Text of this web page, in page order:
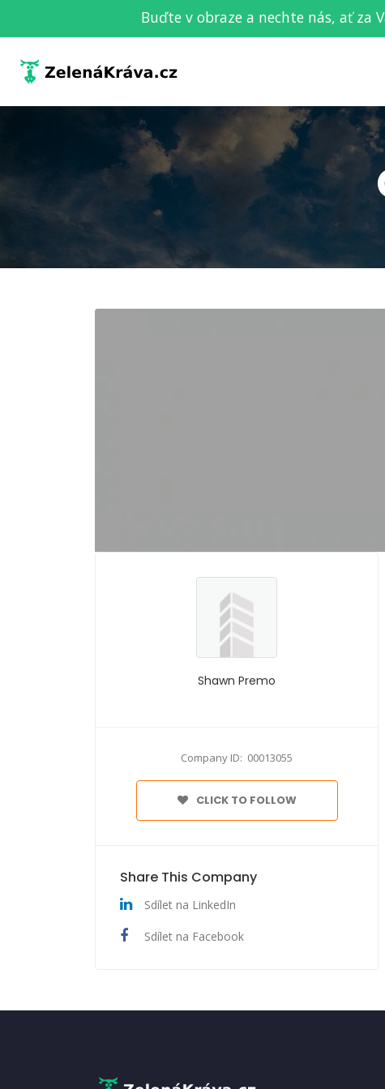
Buďte v obraze a nechte nás, ať za
Shawn Premo
Company ID: 00013055
CLICK TO FOLLOW
Share This Company
Sdílet na LinkedIn
Sdílet na Facebook